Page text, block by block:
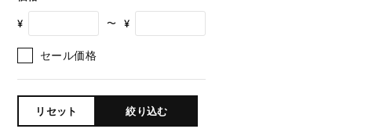
¥ 〜 ¥
セール価格
リセット 絞り込む